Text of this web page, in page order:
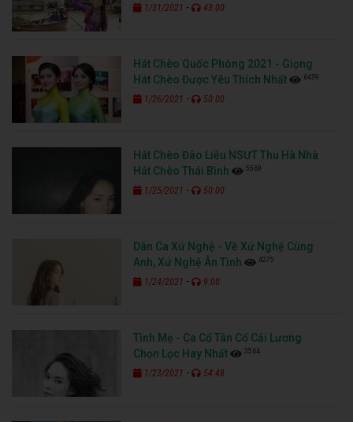
1/31/2021 - 43:00
Hát Chèo Quốc Phòng 2021 - Giọng
Hát Chèo Được Yêu Thích Nhất
6439
1/26/2021 - 50:00
Hát Chèo Đào Liễu NSƯT Thu Hà Nhà
Hát Chèo Thái Bình
5569
1/25/2021 - 50:00
Dân Ca Xứ Nghệ - Về Xứ Nghệ Cùng
Anh, Xứ Nghệ Ân Tình
4275
1/24/2021 - 9:00
Tình Mẹ - Ca Cổ Tân Cổ Cải Lương
Chọn Lọc Hay Nhất
3564
1/23/2021 - 54:48